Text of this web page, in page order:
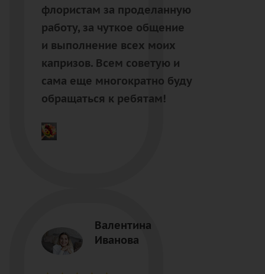
флористам за проделанную
работу, за чуткое общение
и выполнение всех моих
капризов. Всем советую и
сама еще многократно буду
обращаться к ребятам!
Валентина
Иванова